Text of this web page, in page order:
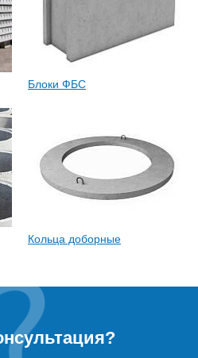
Блоки ФБС
Кольца доборные